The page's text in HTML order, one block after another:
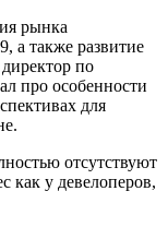
рынка
а также развитие
по
про особенности
для
отсутствуют
как у девелоперов,